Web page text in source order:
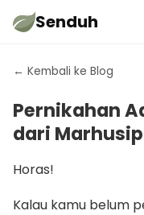
Senduh
← Kembali ke Blog
Pernikahan
dari
Horas!
Kalau kamu belum